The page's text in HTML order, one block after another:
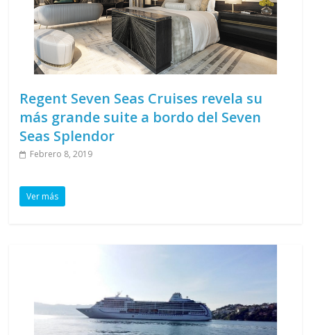
Regent Seven Seas Cruises revela su
más grande suite a bordo del Seven
Seas Splendor
Febrero 8, 2019
Ver más